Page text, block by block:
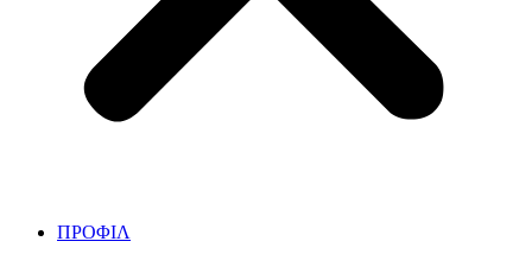
ΠΡΟΦΙΛ